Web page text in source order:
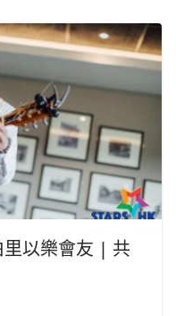
以樂會友 | 共